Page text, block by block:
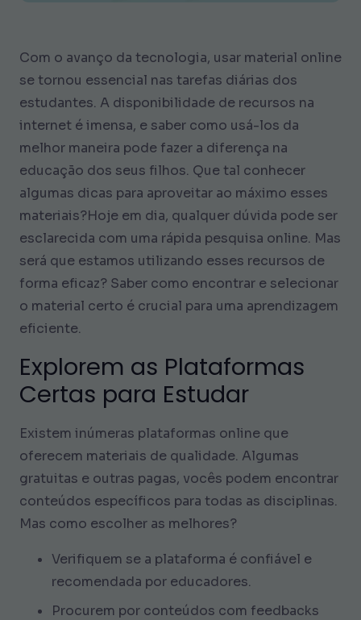
Com o avanço da tecnologia, usar material online
se tornou essencial nas tarefas diárias dos
estudantes. A disponibilidade de recursos na
internet é imensa, e saber como usá-los da
melhor maneira pode fazer a diferença na
educação dos seus filhos. Que tal conhecer
algumas dicas para aproveitar ao máximo esses
materiais?Hoje em dia, qualquer dúvida pode ser
esclarecida com uma rápida pesquisa online. Mas
será que estamos utilizando esses recursos de
forma eficaz? Saber como encontrar e selecionar
o material certo é crucial para uma aprendizagem
eficiente.
Explorem as Plataformas
Certas para Estudar
Existem inúmeras plataformas online que
oferecem materiais de qualidade. Algumas
gratuitas e outras pagas, vocês podem encontrar
conteúdos específicos para todas as disciplinas.
Mas como escolher as melhores?
Verifiquem se a plataforma é confiável e
recomendada por educadores.
Procurem por conteúdos com feedbacks